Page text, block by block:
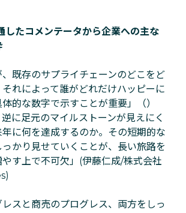
たコメンテータから企業への主な
、既存のサプライチェーンのどこをど
れによって誰がどれだけハッピーに
的な数字で示すことが重要」（）
逆に足元のマイルストーンが見えにく
に何を達成するのか。その短期的な
かり見せていくことが、長い旅路を
す上で不可欠」 (伊藤仁成/株式会社
レスと商売のプログレス、両方をしっ